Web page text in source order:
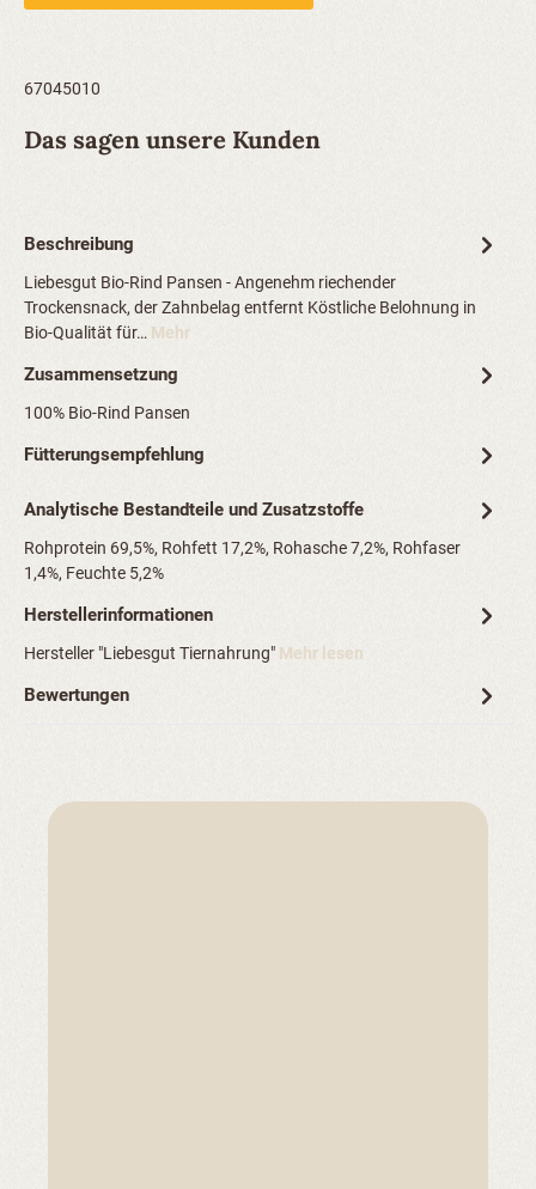
67045010
Das sagen unsere Kunden
Beschreibung
Liebesgut Bio-Rind Pansen - Angenehm riechender
Trockensnack, der Zahnbelag entfernt Köstliche Belohnung in
Bio-Qualität für… Mehr
Zusammensetzung
100% Bio-Rind Pansen
Fütterungsempfehlung
Analytische Bestandteile und Zusatzstoffe
Rohprotein 69,5%, Rohfett 17,2%, Rohasche 7,2%, Rohfaser
1,4%, Feuchte 5,2%
Herstellerinformationen
Hersteller "Liebesgut Tiernahrung" Mehr lesen
Bewertungen